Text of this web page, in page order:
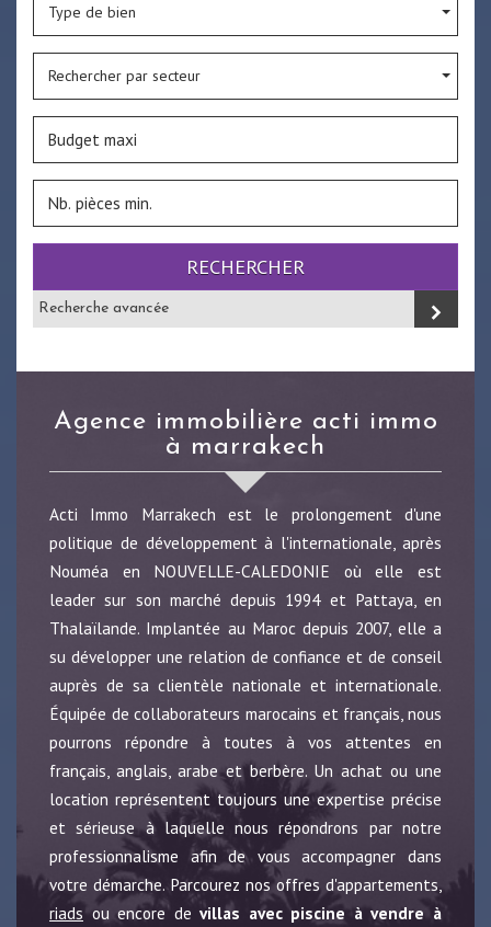
Type de bien
Rechercher par secteur
RECHERCHER
Recherche avancée
agence immobilière acti immo
à marrakech
Acti Immo Marrakech est le prolongement d'une
politique de développement à l'internationale, après
Nouméa en NOUVELLE-CALEDONIE où elle est
leader sur son marché depuis 1994 et Pattaya, en
Thalaïlande. Implantée au Maroc depuis 2007, elle a
su développer une relation de confiance et de conseil
auprès de sa clientèle nationale et internationale.
Équipée de collaborateurs marocains et français, nous
pourrons répondre à toutes à vos attentes en
français, anglais, arabe et berbère. Un achat ou une
location représentent toujours une expertise précise
et sérieuse à laquelle nous répondrons par notre
professionnalisme afin de vous accompagner dans
votre démarche. Parcourez nos offres d'appartements,
riads ou encore devillas avec piscine à vendre à